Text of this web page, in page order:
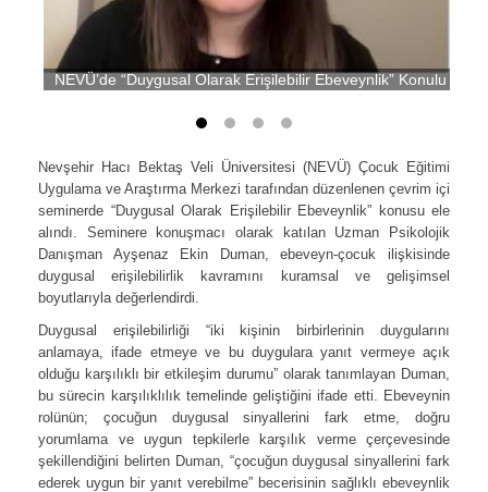
NEVÜ’de “Duygusal Olarak Erişilebilir Ebeveynlik” Konulu
Nevşehir Hacı Bektaş Veli Üniversitesi (NEVÜ) Çocuk Eğitimi
Uygulama ve Araştırma Merkezi tarafından düzenlenen çevrim içi
seminerde “Duygusal Olarak Erişilebilir Ebeveynlik” konusu ele
alındı. Seminere konuşmacı olarak katılan Uzman Psikolojik
Danışman Ayşenaz Ekin Duman, ebeveyn-çocuk ilişkisinde
duygusal erişilebilirlik kavramını kuramsal ve gelişimsel
boyutlarıyla değerlendirdi.
Duygusal erişilebilirliği “iki kişinin birbirlerinin duygularını
anlamaya, ifade etmeye ve bu duygulara yanıt vermeye açık
olduğu karşılıklı bir etkileşim durumu” olarak tanımlayan Duman,
bu sürecin karşılıklılık temelinde geliştiğini ifade etti. Ebeveynin
rolünün; çocuğun duygusal sinyallerini fark etme, doğru
yorumlama ve uygun tepkilerle karşılık verme çerçevesinde
şekillendiğini belirten Duman, “çocuğun duygusal sinyallerini fark
ederek uygun bir yanıt verebilme” becerisinin sağlıklı ebeveynlik